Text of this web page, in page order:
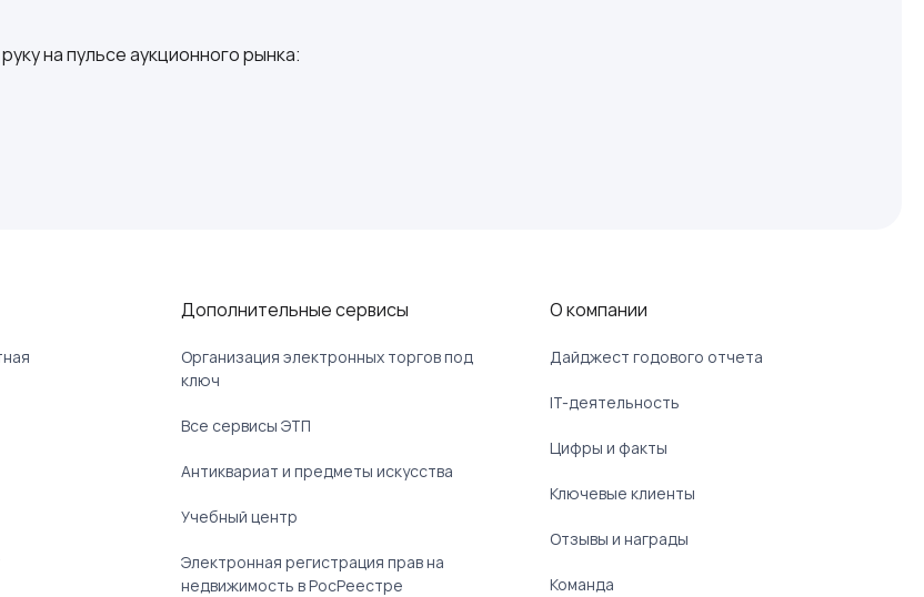
на пульсе аукционного рынка:
Дополнительные сервисы
Организация электронных торгов под
ключ
Все сервисы ЭТП
Антиквариат и предметы искусства
Учебный центр
Электронная регистрация прав на
недвижимость в РосРеестре
О компании
Дайджест годового отчета
IT-деятельность
Цифры и факты
Ключевые клиенты
Отзывы и награды
Команда